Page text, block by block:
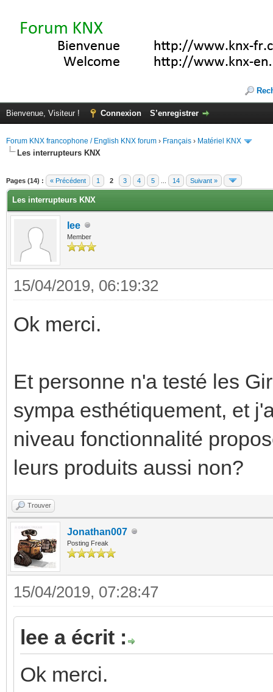
Bienvenue, Visiteur ! Connexion S’enregistrer
Forum KNX francophone / English KNX forum › Français › Matériel KNX
Les interrupteurs KNX
Pages (14) : « Précédent 1 2 3 4 5 14 Suivant »
Les interrupteurs KNX
lee
Member
15/04/2019, 06:19:32
Ok merci.
Et personne n'a testé les
sympa esthétiquement, et
niveau fonctionnalité
leurs produits aussi non?
Trouver
Jonathan007
Posting Freak
15/04/2019, 07:28:47
lee a écrit :
Ok merci.